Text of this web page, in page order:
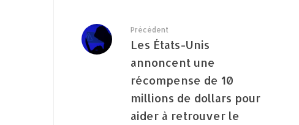
Précédent
Les États-Unis
annoncent une
récompense de 10
millions de dollars pour
aider à retrouver le